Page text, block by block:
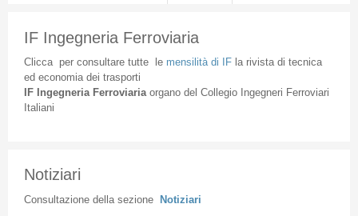
IF Ingegneria Ferroviaria
Cliccaper consultare tuttele mensilità di IFla rivista di tecnica
ed economia dei trasporti
IF Ingegneria Ferroviaria organodel Collegio Ingegneri Ferroviari
Italiani
Notiziari
Consultazione della sezione Notiziari